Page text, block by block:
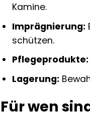
Kamine.
Imprägnierung:
schützen.
Pflegeprodukte:
Lagerung:
Für wen